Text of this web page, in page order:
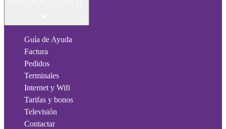
Guía de Ayuda
Factura
Pedidos
Terminales
Internet y Wifi
Tarifas y bonos
Televisión
Contactar